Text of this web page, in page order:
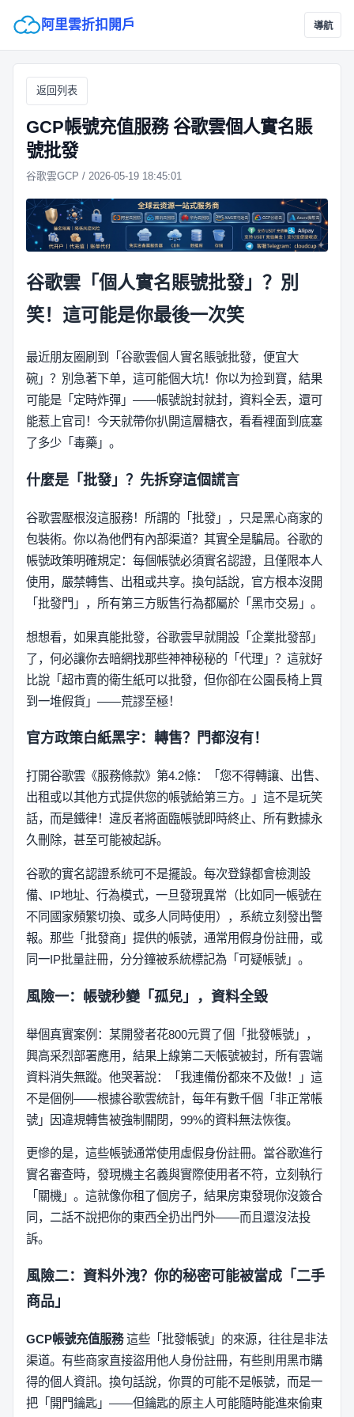
阿里雲折扣開戶 導航
返回列表
GCP帳號充值服務 谷歌雲個人實名賬
號批發
谷歌雲GCP / 2026-05-19 18:45:01
谷歌雲「個人實名賬號批發」？別
笑！這可能是你最後一次笑
最近朋友圈刷到「谷歌雲個人實名賬號批發，便宜大
碗」？別急著下单，這可能個大坑！你以为捡到寶，結果
可能是「定時炸彈」——帳號說封就封，資料全丟，還可
能惹上官司！今天就帶你扒開這層糖衣，看看裡面到底塞
了多少「毒藥」。
什麼是「批發」？先拆穿這個謊言
谷歌雲壓根沒這服務！所謂的「批發」，只是黑心商家的
包裝術。你以為他們有內部渠道？其實全是騙局。谷歌的
帳號政策明確規定：每個帳號必須實名認證，且僅限本人
使用，嚴禁轉售、出租或共享。換句話說，官方根本沒開
「批發門」，所有第三方販售行為都屬於「黑市交易」。
想想看，如果真能批發，谷歌雲早就開設「企業批發部」
了，何必讓你去暗網找那些神神秘秘的「代理」？這就好
比說「超市賣的衛生紙可以批發，但你卻在公園長椅上買
到一堆假貨」——荒謬至極！
官方政策白紙黑字：轉售？門都沒有！
打開谷歌雲《服務條款》第4.2條：「您不得轉讓、出售、
出租或以其他方式提供您的帳號給第三方。」這不是玩笑
話，而是鐵律！違反者將面臨帳號即時終止、所有數據永
久刪除，甚至可能被起訴。
谷歌的實名認證系統可不是擺設。每次登錄都會檢測設
備、IP地址、行為模式，一旦發現異常（比如同一帳號在
不同國家頻繁切換、或多人同時使用），系統立刻發出警
報。那些「批發商」提供的帳號，通常用假身份註冊，或
同一IP批量註冊，分分鐘被系統標記為「可疑帳號」。
風險一：帳號秒變「孤兒」，資料全毀
舉個真實案例：某開發者花800元買了個「批發帳號」，
興高采烈部署應用，結果上線第二天帳號被封，所有雲端
資料消失無蹤。他哭著說：「我連備份都來不及做！」這
不是個例——根據谷歌雲統計，每年有數千個「非正常帳
號」因違規轉售被強制關閉，99%的資料無法恢復。
更慘的是，這些帳號通常使用虛假身份註冊。當谷歌進行
實名審查時，發現機主名義與實際使用者不符，立刻執行
「關機」。這就像你租了個房子，結果房東發現你沒簽合
同，二話不說把你的東西全扔出門外——而且還沒法投
訴。
風險二：資料外洩？你的秘密可能被當成「二手
商品」
GCP帳號充值服務這些「批發帳號」的來源，往往是非法
渠道。有些商家直接盜用他人身份註冊，有些則用黑市購
得的個人資訊。換句話說，你買的可能不是帳號，而是一
把「開門鑰匙」——但鑰匙的原主人可能隨時能進來偷東